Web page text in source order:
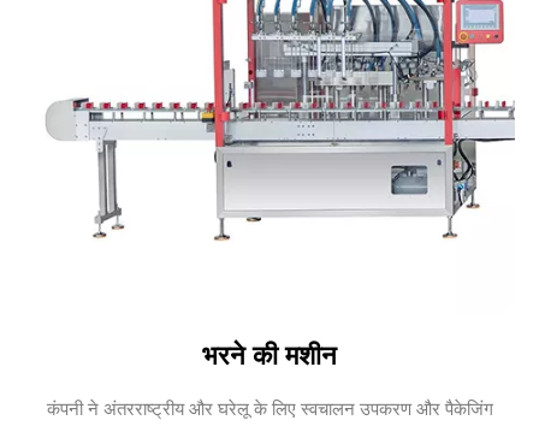
भरने की मशीन
कंपनी ने अंतरराष्ट्रीय और घरेलू के लिए स्वचालन उपकरण और पैकेजिंग